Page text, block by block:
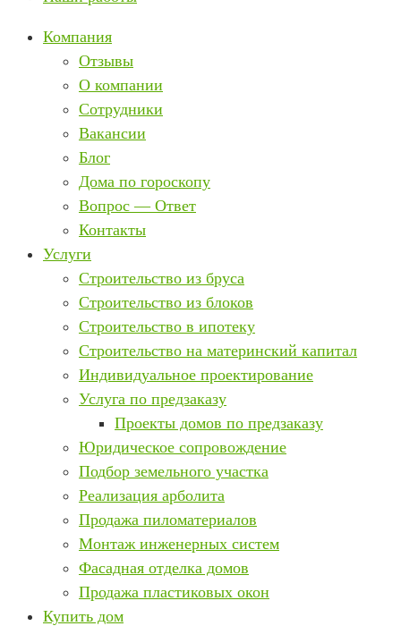
Компания
Отзывы
О компании
Сотрудники
Вакансии
Блог
Дома по гороскопу
Вопрос — Ответ
Контакты
Услуги
Строительство из бруса
Строительство из блоков
Строительство в ипотеку
Строительство на материнский капитал
Индивидуальное проектирование
Услуга по предзаказу
Проекты домов по предзаказу
Юридическое сопровождение
Подбор земельного участка
Реализация арболита
Продажа пиломатериалов
Монтаж инженерных систем
Фасадная отделка домов
Продажа пластиковых окон
Купить дом